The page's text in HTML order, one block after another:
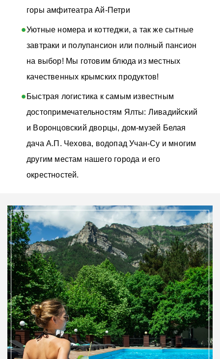
горы амфитеатра Ай-Петри
Уютные номера и коттеджи, а так же сытные
завтраки и полупансион или полный пансион
на выбор! Мы готовим блюда из местных
качественных крымских продуктов!
Быстрая логистика к самым известным
достопримечательностям Ялты: Ливадийский
и Воронцовский дворцы, дом-музей Белая
дача А.П. Чехова, водопад Учан-Су и многим
другим местам нашего города и его
окрестностей.